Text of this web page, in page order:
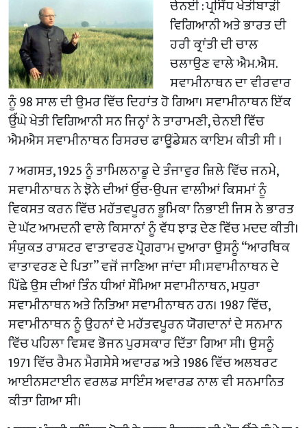
ਚੇਨਈ : ਪ੍ਰਸਿੱਧ ਖੇਤੀਬਾੜੀ
ਵਿਗਿਆਨੀ ਅਤੇ ਭਾਰਤ ਦੀ
ਹਰੀ ਕ੍ਰਾਂਤੀ ਦੀ ਚਾਲ
ਚਲਾਉਣ ਵਾਲੇ ਐਮ.ਐਸ.
ਸਵਾਮੀਨਾਥਨ ਦਾ ਵੀਰਵਾਰ
ਨੂੰ 98 ਸਾਲ ਦੀ ਉਮਰ ਵਿੱਚ ਦਿਹਾਂਤ ਹੋ ਗਿਆ। ਸਵਾਮੀਨਾਥਨ ਇੱਕ
ਉੱਘੇ ਖੇਤੀ ਵਿਗਿਆਨੀ ਸਨ ਜਿਨ੍ਹਾਂ ਨੇ ਤਾਰਾਮਣੀ, ਚੇਨਈ ਵਿੱਚ
ਐਮਐਸ ਸਵਾਮੀਨਾਥਨ ਰਿਸਰਚ ਫਾਊਂਡੇਸ਼ਨ ਕਾਇਮ ਕੀਤੀ ਸੀ ।
7 ਅਗਸਤ, 1925 ਨੂੰ ਤਾਮਿਲਨਾਡੂ ਦੇ ਤੰਜਾਵੁਰ ਜ਼ਿਲੇ ਵਿੱਚ ਜਨਮੇ,
ਸਵਾਮੀਨਾਥਨ ਨੇ ਝੋਨੇ ਦੀਆਂ ਉੱਚ-ਉਪਜ ਵਾਲੀਆਂ ਕਿਸਮਾਂ ਨੂੰ
ਵਿਕਸਤ ਕਰਨ ਵਿੱਚ ਮਹੱਤਵਪੂਰਨ ਭੂਮਿਕਾ ਨਿਭਾਈ ਜਿਸ ਨੇ ਭਾਰਤ
ਦੇ ਘੱਟ ਆਮਦਨੀ ਵਾਲੇ ਕਿਸਾਨਾਂ ਨੂੰ ਵੱਧ ਝਾੜ ਦੇਣ ਵਿੱਚ ਮਦਦ ਕੀਤੀ।
ਸੰਯੁਕਤ ਰਾਸ਼ਟਰ ਵਾਤਾਵਰਣ ਪ੍ਰੋਗਰਾਮ ਦੁਆਰਾ ਉਸਨੂੰ “ਆਰਥਿਕ
ਵਾਤਾਵਰਣ ਦੇ ਪਿਤਾ” ਵਜੋਂ ਜਾਣਿਆ ਜਾਂਦਾ ਸੀ।ਸਵਾਮੀਨਾਥਨ ਦੇ
ਪਿੱਛੇ ਉਸ ਦੀਆਂ ਤਿੰਨ ਧੀਆਂ ਸੌਮਿਆ ਸਵਾਮੀਨਾਥਨ, ਮਧੁਰਾ
ਸਵਾਮੀਨਾਥਨ ਅਤੇ ਨਿਤਿਆ ਸਵਾਮੀਨਾਥਨ ਹਨ। 1987 ਵਿੱਚ,
ਸਵਾਮੀਨਾਥਨ ਨੂੰ ਉਹਨਾਂ ਦੇ ਮਹੱਤਵਪੂਰਨ ਯੋਗਦਾਨਾਂ ਦੇ ਸਨਮਾਨ
ਵਿੱਚ ਪਹਿਲਾ ਵਿਸ਼ਵ ਭੋਜਨ ਪੁਰਸਕਾਰ ਦਿੱਤਾ ਗਿਆ ਸੀ। ਉਸਨੂੰ
1971 ਵਿੱਚ ਰੈਮਨ ਮੈਗਸੇਸੇ ਅਵਾਰਡ ਅਤੇ 1986 ਵਿੱਚ ਅਲਬਰਟ
ਆਈਨਸਟਾਈਨ ਵਰਲਡ ਸਾਇੰਸ ਅਵਾਰਡ ਨਾਲ ਵੀ ਸਨਮਾਨਿਤ
ਕੀਤਾ ਗਿਆ ਸੀ।